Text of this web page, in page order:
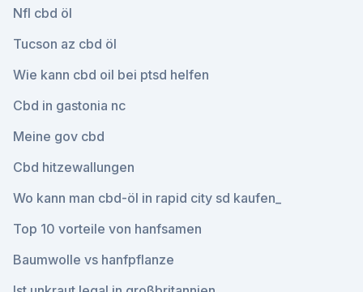
Nfl cbd öl
Tucson az cbd öl
Wie kann cbd oil bei ptsd helfen
Cbd in gastonia nc
Meine gov cbd
Cbd hitzewallungen
Wo kann man cbd-öl in rapid city sd kaufen_
Top 10 vorteile von hanfsamen
Baumwolle vs hanfpflanze